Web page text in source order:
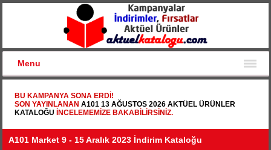
Menu
BU KAMPANYA SONA ERDI!
SON YAYINLANANA101 13 AĞUSTOS 2026 AKTÜEL ÜRÜNLER
KATALOĞU
INCELEMEMIZE BAKABILIRSINIZ.
A101 Market 9 - 15 Aralık 2023 İndirim Kataloğu